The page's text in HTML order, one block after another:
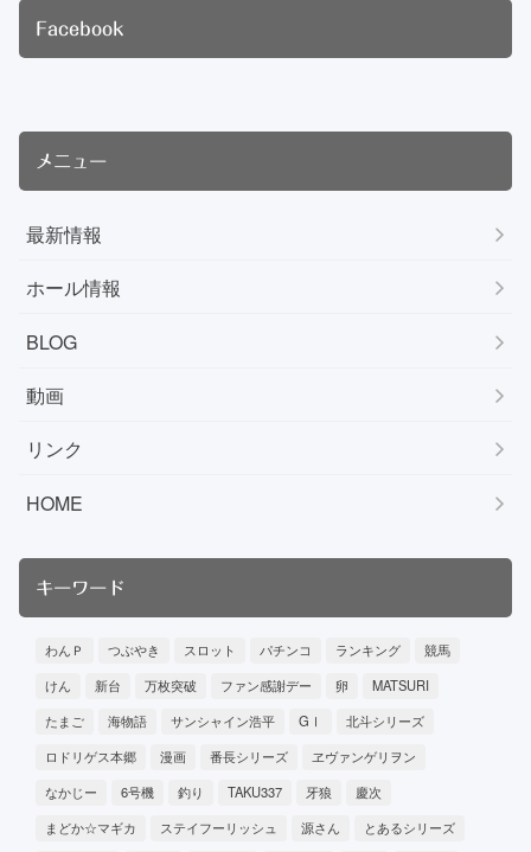
Facebook
メニュー
最新情報
ホール情報
BLOG
動画
リンク
HOME
キーワード
わんＰ つぶやき スロット パチンコ ランキング
競馬
けん
新台 万枚突破 ファン感謝デー 卵
MATSURI
たまご
海物語 サンシャイン浩平 GⅠ
北斗シリーズ
ロドリゲス本郷
漫画 番長シリーズ
ヱヴァンゲリヲン
なかじー
6号機 釣り TAKU337 牙狼
慶次
まどか☆マギカ
ステイフーリッシュ 源さん
とあるシリーズ